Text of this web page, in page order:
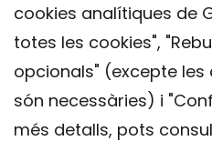
cookies analítiques de
totes les cookies",
opcionals" (excepte
són necessàries) i
més detalls, pots
Contacte